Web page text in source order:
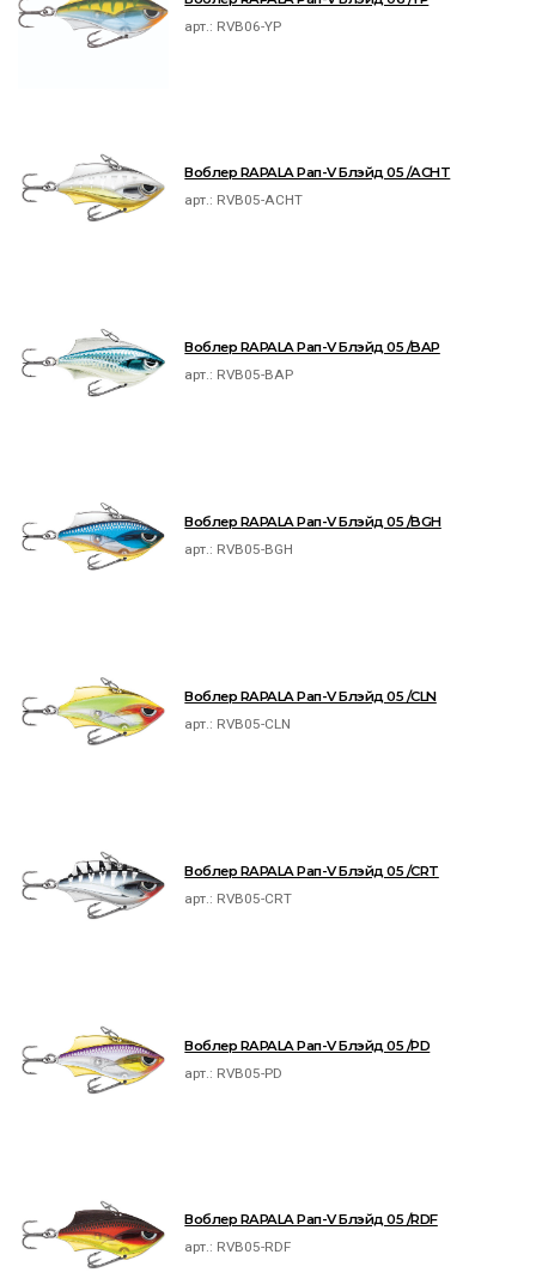
арт.: RVB06-YP
Воблер RAPALA Рап-V Блэйд 05 /ACHT
арт.: RVB05-ACHT
Воблер RAPALA Рап-V Блэйд 05 /BAP
арт.: RVB05-BAP
Воблер RAPALA Рап-V Блэйд 05 /BGH
арт.: RVB05-BGH
Воблер RAPALA Рап-V Блэйд 05 /CLN
арт.: RVB05-CLN
Воблер RAPALA Рап-V Блэйд 05 /CRT
арт.: RVB05-CRT
Воблер RAPALA Рап-V Блэйд 05 /PD
арт.: RVB05-PD
Воблер RAPALA Рап-V Блэйд 05 /RDF
арт.: RVB05-RDF